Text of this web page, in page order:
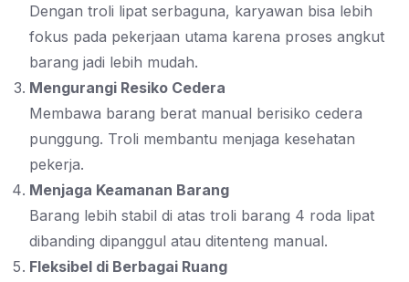
Dengan troli lipat serbaguna, karyawan bisa lebih
fokus pada pekerjaan utama karena proses angkut
barang jadi lebih mudah.
Mengurangi Resiko Cedera
Membawa barang berat manual berisiko cedera
punggung. Troli membantu menjaga kesehatan
pekerja.
Menjaga Keamanan Barang
Barang lebih stabil di atas troli barang 4 roda lipat
dibanding dipanggul atau ditenteng manual.
Fleksibel di Berbagai Ruang